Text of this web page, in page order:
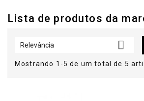
Lista de produtos da
Relevância 
Mostrando 1-5 de um total de 5